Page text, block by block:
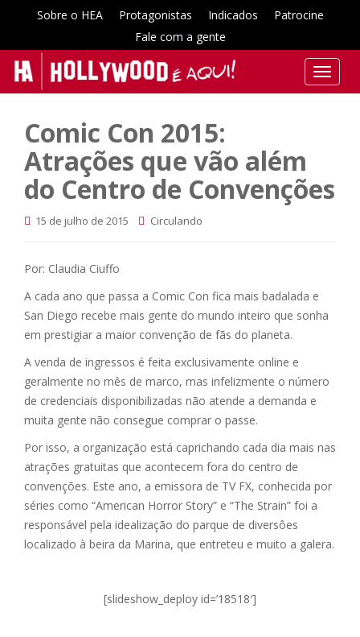
Sobre o HEA Protagonistas Indicados
Patrocine
Fale com a gente
T
o
n
a
i
Comic Con 2015:
Atrações que vão além
do Centro de Convenções
15 de julho de 2015 Circulando
Por: Claudia Ciuffo
A cada ano que passa a Comic Con fica mais badalada e
San Diego recebe mais gente do mundo inteiro que sonha
em prestigiar a maior convenção de fãs do planeta.
A venda de ingressos é feita exclusivamente online e
geralmente no mês de marco, mas infelizmente o número
de credenciais disponibilizadas não atende a demanda e
muita gente não consegue comprar o passe.
Por isso, a organização está caprichando cada dia mais nas
atrações gratuitas que acontecem fora do centro de
convenções. Este ano, a emissora de TV FX, conhecida por
séries como “American Horror Story” e “The Strain” foi a
responsável pela idealização do parque de diversôes
localizado à beira da Marina, que entreteu e muito a galera.
[slideshow_deploy id=’18518′]